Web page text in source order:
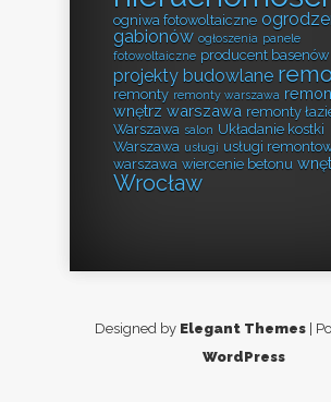
ogniwa fotowoltaiczne
gabionów ogłoszenia panele
fotowoltaiczne producent basenów
projekty budowlane
remonty remonty warszawa
wnętrz warszawa remonty
Warszawa salon Układanie kostki
Warszawa usługi usługi
warszawa wiercenie betonu
Wrocław
Designed by Elegant Themes |
WordPress